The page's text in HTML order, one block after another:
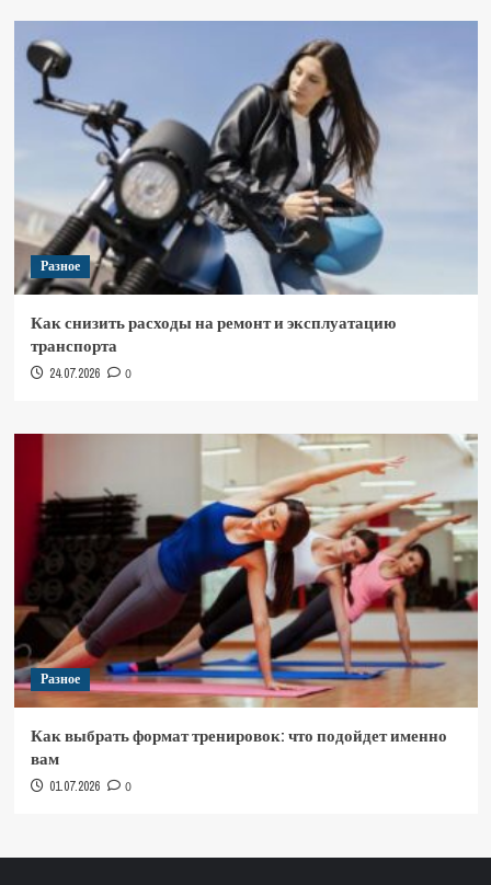
Разное
Как снизить расходы на ремонт и эксплуатацию
транспорта
24.07.2026 0
Разное
Как выбрать формат тренировок: что подойдет именно
вам
01.07.2026 0